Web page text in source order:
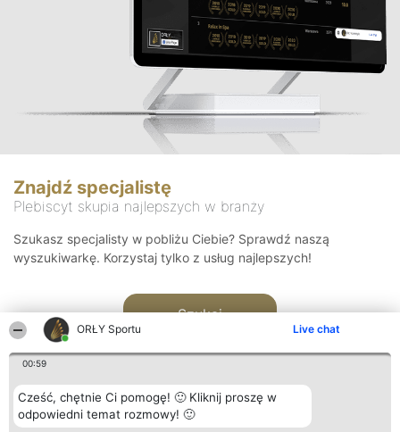
ORŁY Sportu Live chat
00:59
Cześć, chętnie Ci pomogę! 🙂 Kliknij proszę w
odpowiedni temat rozmowy! 🙂
Znajdź specjalistę
Plebiscyt skupia najlepszych w branży
Szukasz specjalisty w pobliżu Ciebie? Sprawdź naszą
wyszukiwarkę. Korzystaj tylko z usług najlepszych!
Szukaj